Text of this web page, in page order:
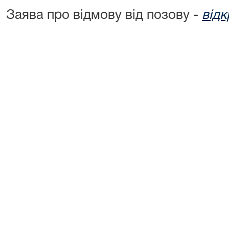
Заява про відмову від позову -